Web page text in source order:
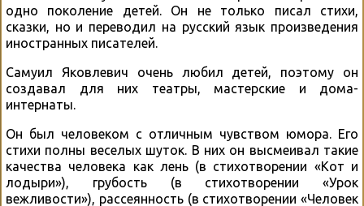
одно поколение детей. Он не только писал стихи,
сказки, но и переводил на русский язык произведения
иностранных писателей.
Самуил Яковлевич очень любил детей, поэтому он
создавал для них театры, мастерские и дома-
интернаты.
Он был человеком с отличным чувством юмора. Его
стихи полны веселых шуток. В них он высмеивал такие
качества человека как лень (в стихотворении «Кот и
лодыри»), грубость (в стихотворении «Урок
вежливости»), рассеянность (в стихотворении «Человек